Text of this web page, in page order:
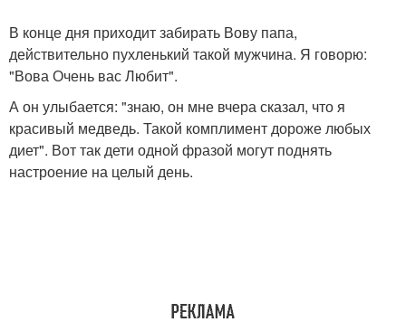
В конце дня приходит забирать Вову папа,
действительно пухленький такой мужчина. Я говорю:
"Вова Очень вас Любит".
А он улыбается: "знаю, он мне вчера сказал, что я
красивый медведь. Такой комплимент дороже любых
диет". Вот так дети одной фразой могут поднять
настроение на целый день.